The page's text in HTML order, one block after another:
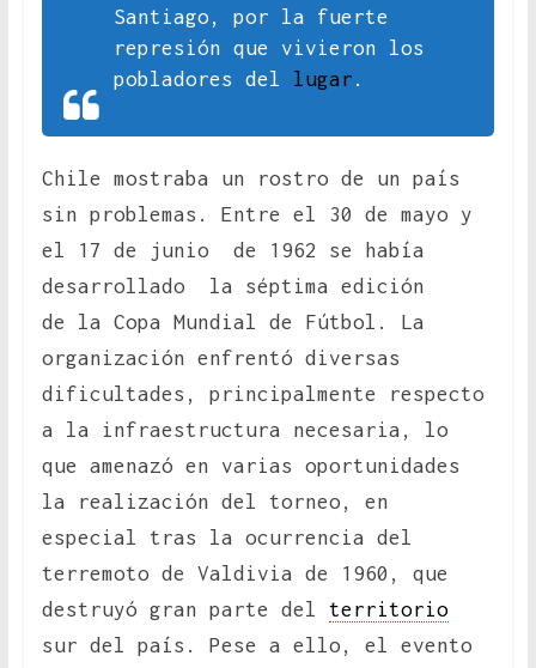
Santiago, por la fuerte
represión que vivieron los
pobladores del lugar .
Chile mostraba un rostro de un país
sin problemas. Entre el 30 de mayo y
el 17 de junio de 1962 se había
desarrollado la séptima edición
de la Copa Mundial de Fútbol. La
organización enfrentó diversas
dificultades, principalmente respecto
a la infraestructura necesaria, lo
que amenazó en varias oportunidades
la realización del torneo, en
especial tras la ocurrencia del
terremoto de Valdivia de 1960, que
destruyó gran parte del territorio
sur del país. Pese a ello, el evento